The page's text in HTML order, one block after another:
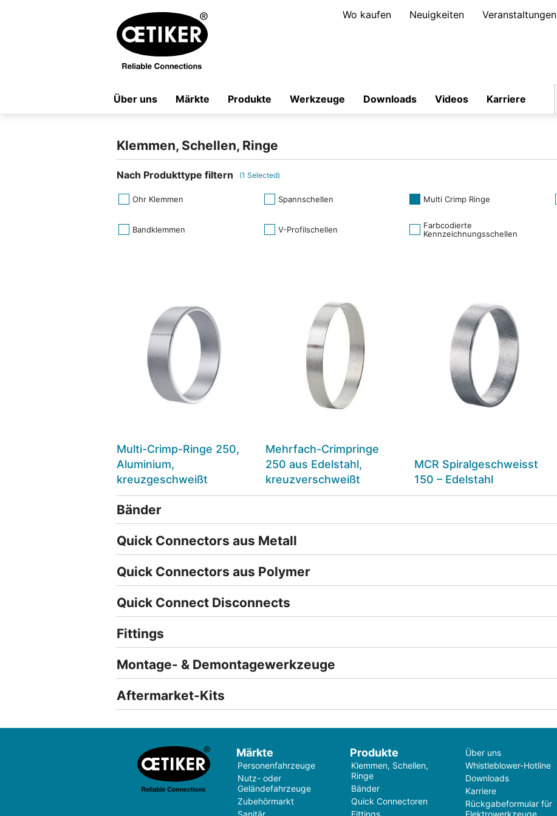
Wo kaufen Neuigkeiten Veranstaltungen
Über uns Märkte Produkte Werkzeuge Downloads Videos Karriere
Klemmen, Schellen, Ringe
Nach Produkttype filtern (1 Selected)
Ohr Klemmen Spannschellen Multi Crimp Ringe
Bandklemmen V-Profilschellen
Farbcodierte
Kennzeichnungsschellen
Multi-Crimp-Ringe 250,
Aluminium,
kreuzgeschweißt
Mehrfach-Crimpringe
250 aus Edelstahl,
kreuzverschweißt
MCR Spiralgeschweisst
150 – Edelstahl
Bänder
Quick Connectors aus Metall
Quick Connectors aus Polymer
Quick Connect Disconnects
Fittings
Montage- & Demontagewerkzeuge
Aftermarket-Kits
Märkte
Personenfahrzeuge
Nutz- oder
Geländefahrzeuge
Zubehörmarkt
Sanitär
Produkte
Klemmen, Schellen,
Ringe
Bänder
Quick Connectoren
Fittings
Über uns
Whistleblower-Hotline
Downloads
Karriere
Rückgabeformular für
Elektrowerkzeuge